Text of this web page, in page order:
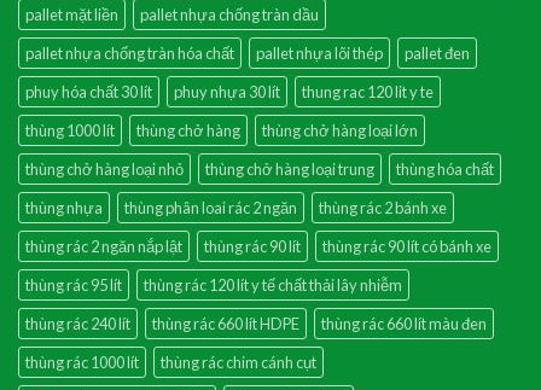
pallet mặt liền
pallet nhựa chống tràn dầu
pallet nhựa chống tràn hóa chất
pallet nhựa lõi thép
pallet đen
phuy hóa chất 30 lít
phuy nhựa 30 lít
thung rac 120 lit y te
thùng 1000 lít
thùng chở hàng
thùng chở hàng loại lớn
thùng chở hàng loại nhỏ
thùng chở hàng loại trung
thùng hóa chất
thùng nhựa
thùng phân loai rác 2 ngăn
thùng rác 2 bánh xe
thùng rác 2 ngăn nắp lật
thùng rác 90 lít
thùng rác 90 lít có bánh xe
thùng rác 95 lít
thùng rác 120 lít y tế chất thải lây nhiễm
thùng rác 240 lít
thùng rác 660 lít HDPE
thùng rác 660 lít màu đen
thùng rác 1000 lít
thùng rác chim cánh cụt